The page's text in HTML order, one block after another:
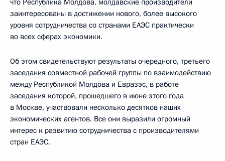
что Республика Молдова, молдавские производители
заинтересованы в достижении нового, более высокого
уровня сотрудничества со странами ЕАЭС практически
во всех сферах экономики.
Об этом свидетельствуют результаты очередного, третьего
заседания совместной рабочей группы по взаимодействию
между Республикой Молдова и Евразэс, в работе
заседания которой, прошедшего в июне этого года
в Москве, участвовали несколько десятков наших
экономических агентов. Все они выразили огромный
интерес к развитию сотрудничества с производителями
стран ЕАЭС.